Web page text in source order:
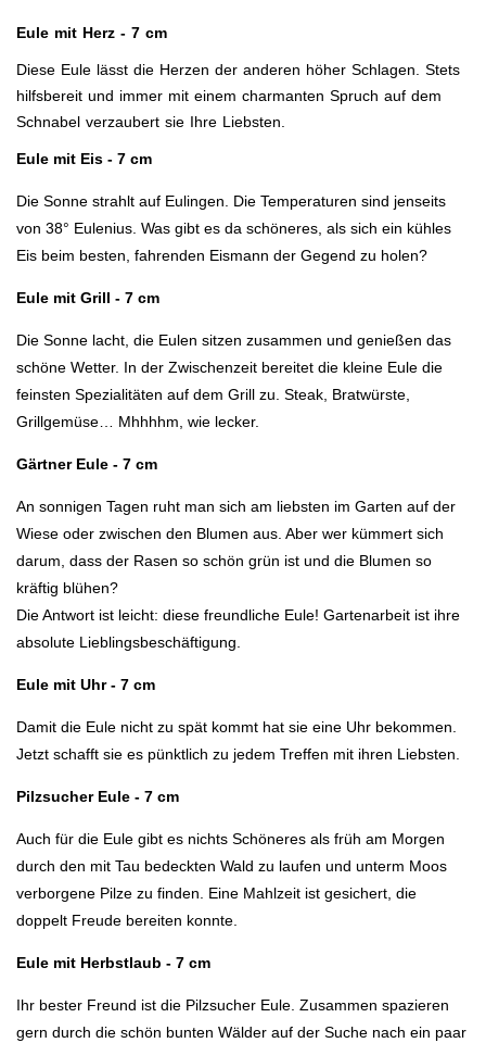
Eule mit Herz - 7 cm
Diese Eule lässt die Herzen der anderen höher Schlagen. Stets
hilfsbereit und immer mit einem charmanten Spruch auf dem
Schnabel verzaubert sie Ihre Liebsten.
Eule mit Eis - 7 cm
Die Sonne strahlt auf Eulingen. Die Temperaturen sind jenseits
von 38° Eulenius. Was gibt es da schöneres, als sich ein kühles
Eis beim besten, fahrenden Eismann der Gegend zu holen?
Eule mit Grill - 7 cm
Die Sonne lacht, die Eulen sitzen zusammen und genießen das
schöne Wetter. In der Zwischenzeit bereitet die kleine Eule die
feinsten Spezialitäten auf dem Grill zu. Steak, Bratwürste,
Grillgemüse… Mhhhhm, wie lecker.
Gärtner Eule - 7 cm
An sonnigen Tagen ruht man sich am liebsten im Garten auf der
Wiese oder zwischen den Blumen aus. Aber wer kümmert sich
darum, dass der Rasen so schön grün ist und die Blumen so
kräftig blühen?
Die Antwort ist leicht: diese freundliche Eule! Gartenarbeit ist ihre
absolute Lieblingsbeschäftigung.
Eule mit Uhr- 7 cm
Damit die Eule nicht zu spät kommt hat sie eine Uhr bekommen.
Jetzt schafft sie es pünktlich zu jedem Treffen mit ihren Liebsten.
Pilzsucher Eule - 7 cm
Auch für die Eule gibt es nichts Schöneres als früh am Morgen
durch den mit Tau bedeckten Wald zu laufen und unterm Moos
verborgene Pilze zu finden. Eine Mahlzeit ist gesichert, die
doppelt Freude bereiten konnte.
Eule mit Herbstlaub - 7 cm
Ihr bester Freund ist die Pilzsucher Eule. Zusammen spazieren
gern durch die schön bunten Wälder auf der Suche nach ein paar